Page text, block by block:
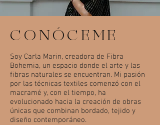
CONÓCEME
Soy Carla Marin, creadora de Fibra
Bohemia, un espacio donde el arte y las
fibras naturales se encuentran. Mi pasión
por las técnicas textiles comenzó con el
macramé y, con el tiempo, ha
evolucionado hacia la creación de obras
únicas que combinan bordado, tejido y
diseño contemporáneo.